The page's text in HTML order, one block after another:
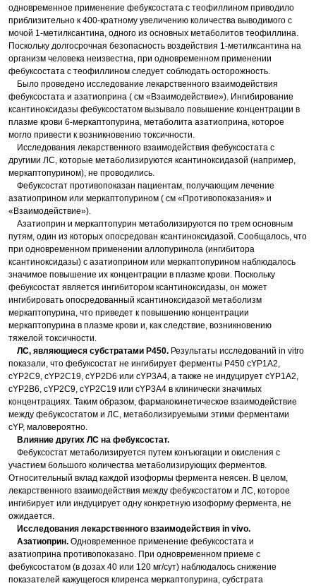
одновременное применение фебуксостата с теофиллином приводило
приблизительно к 400-кратному увеличению количества выводимого с
мочой 1-метилксантина, одного из основных метаболитов теофиллина.
Поскольку долгосрочная безопасность воздействия 1-метилксантина на
организм человека неизвестна, при одновременном применении
фебуксостата с теофиллином следует соблюдать осторожность.
Было проведено исследование лекарственного взаимодействия
фебуксостата и азатиоприна ( см «Взаимодействие»). Ингибирование
ксантиноксидазы фебуксостатом вызывало повышение концентрации в
плазме крови 6-меркаптопурина, метаболита азатиоприна, которое
могло привести к возникновению токсичности.
Исследования лекарственного взаимодействия фебуксостата с
другими ЛС, которые метаболизируются ксантиноксидазой (например,
меркаптопурином), не проводились.
Фебуксостат противопоказан пациентам, получающим лечение
азатиоприном или меркаптопурином ( см «Противопоказания» и
«Взаимодействие»).
Азатиоприн и меркаптопурин метаболизируются по трем основным
путям, один из которых опосредован ксантиноксидазой. Сообщалось, что
при одновременном применении аллопуринола (ингибитора
ксантиноксидазы) с азатиоприном или меркаптопурином наблюдалось
значимое повышение их концентрации в плазме крови. Поскольку
фебуксостат является ингибитором ксантиноксидазы, он может
ингибировать опосредованный ксантиноксидазой метаболизм
меркаптопурина, что приведет к повышению концентрации
меркаптопурина в плазме крови и, как следствие, возникновению
тяжелой токсичности.
ЛС, являющиеся субстратами P450. Результаты исследований in vitro
показали, что фебуксостат не ингибирует ферменты P450 сYP1A2,
сYP2C9, сYP2C19, сYP2D6 или сYP3A4, а также не индуцирует сYP1A2,
сYP2B6, сYP2C9, сYP2C19 или сYP3A4 в клинически значимых
концентрациях. Таким образом, фармакокинетическое взаимодействие
между фебуксостатом и ЛС, метаболизируемыми этими ферментами
сYP, маловероятно.
Влияние других ЛС на фебуксостат.
Фебуксостат метаболизируется путем конъюгации и окисления с
участием большого количества метаболизирующих ферментов.
Относительный вклад каждой изоформы фермента неясен. В целом,
лекарственного взаимодействия между фебуксостатом и ЛС, которое
ингибирует или индуцирует одну конкретную изоформу фермента, не
ожидается.
Исследования лекарственного взаимодействия in vivo.
Азатиоприн.Одновременное применение фебуксостата и
азатиоприна противопоказано. При одновременном приеме с
фебуксостатом (в дозах 40 или 120 мг/сут) наблюдалось снижение
показателей кажущегося клиренса меркаптопурина, субстрата